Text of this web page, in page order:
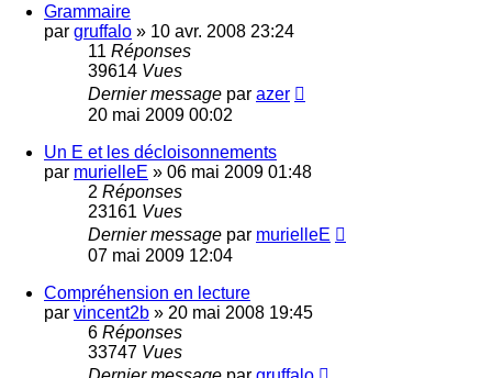
Grammaire
par gruffalo » 10 avr. 2008 23:24
11 Réponses
39614 Vues
Dernier message par azer
20 mai 2009 00:02
Un E et les décloisonnements
par murielleE » 06 mai 2009 01:48
2 Réponses
23161 Vues
Dernier message par murielleE
07 mai 2009 12:04
Compréhension en lecture
par vincent2b » 20 mai 2008 19:45
6 Réponses
33747 Vues